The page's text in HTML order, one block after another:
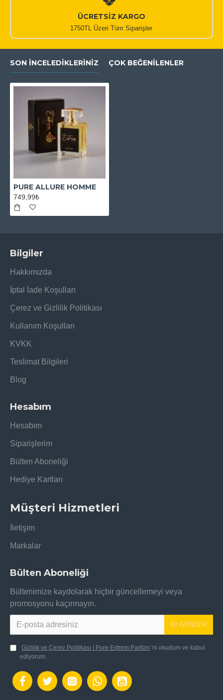
ÜCRETSİZ KARGO
1750TL Üzeri Tüm Siparişler
SON İNCELEDIKLERINIZ ÇOK BEĞENILENLER
PURE ALLURE HOMME
749,99₺
Bilgiler
Hakkımızda
İptal İade Koşulları
Çerez ve Gizlilik Politikası
Kullanım Koşulları
KVKK
Teslimat Bilgileri
Blog
Hesabım
Hesabım
Siparişlerim
Bülten Aboneliği
Hediye Kartları
Müşteri Hizmetleri
İletişim
Markalar
Bülten Aboneliği
Bültenimize kaydolarak hiçbir güncellemeyi veya
promosyonu kaçırmayın.
GÖNDER
Gizlilik ve Çerez Politikası | Pure Extrem Parfüm 'ni okudum ve kabul
ediyorum.